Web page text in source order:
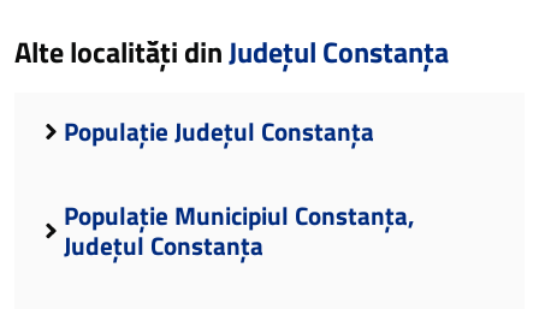
Alte localități dinJudețul Constanța
Populație Județul Constanța
Populație Municipiul Constanța,
Județul Constanța